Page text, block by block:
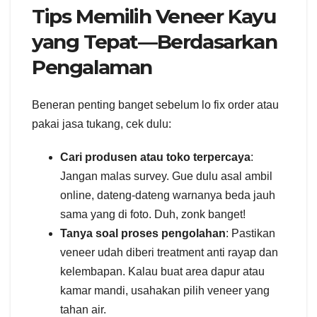
Tips Memilih Veneer Kayu
yang Tepat—Berdasarkan
Pengalaman
Beneran penting banget sebelum lo fix order atau
pakai jasa tukang, cek dulu:
Cari produsen atau toko terpercaya:
Jangan malas survey. Gue dulu asal ambil
online, dateng-dateng warnanya beda jauh
sama yang di foto. Duh, zonk banget!
Tanya soal proses pengolahan: Pastikan
veneer udah diberi treatment anti rayap dan
kelembapan. Kalau buat area dapur atau
kamar mandi, usahakan pilih veneer yang
tahan air.